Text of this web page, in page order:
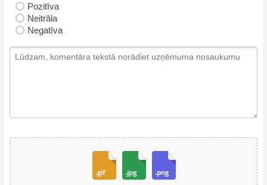
Pozitīva
Neitrāla
Negatīva